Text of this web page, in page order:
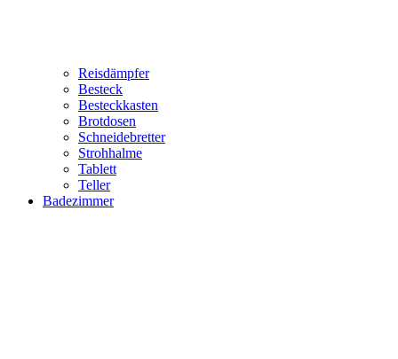
Reisdämpfer
Besteck
Besteckkasten
Brotdosen
Schneidebretter
Strohhalme
Tablett
Teller
Badezimmer